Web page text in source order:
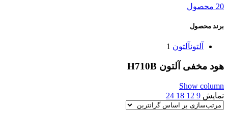
20 محصول
برند محصول
آلتونآلتون 1
هود مخفی آلتون H710B
Show column
نمایش 9
12
18
24